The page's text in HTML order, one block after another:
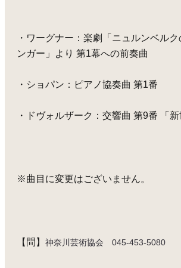
・ワーグナー：楽劇「ニュルンベル
ンガー」より 第1幕への前奏曲
・ショパン：ピアノ協奏曲 第1番
・ドヴォルザーク：交響曲 第9番 「新
※曲目に変更はございません。
【問】 神奈川芸術協会 045-453-5080